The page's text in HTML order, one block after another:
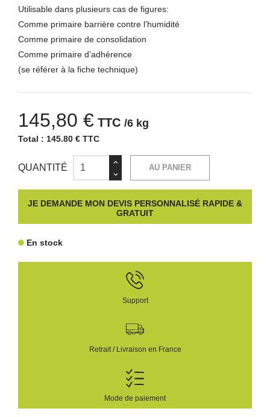
Utilisable dans plusieurs cas de figures:
Comme primaire barrière contre l’humidité
Comme primaire de consolidation
Comme primaire d’adhérence
(se référer à la fiche technique)
145,80 € TTC /6 kg
Total : 145.80 € TTC
QUANTITÉ AU PANIER
JE DEMANDE MON DEVIS PERSONNALISÉ RAPIDE &
GRATUIT
En stock
Support
Retrait / Livraison en France
Mode de paiement